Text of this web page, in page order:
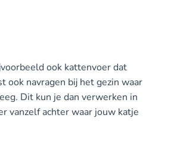
ook kattenvoer dat
ook navragen bij het gezin waar
Dit kun je dan verwerken in
vanzelf achter waar jouw katje